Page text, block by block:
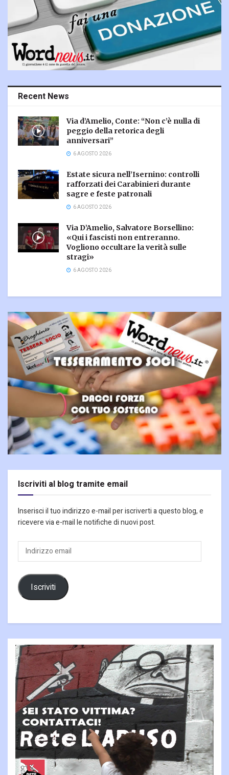
Recent News
Via d’Amelio, Conte: “Non c’è nulla di
peggio della retorica degli
anniversari”
6 AGOSTO 2026
Estate sicura nell’Isernino: controlli
rafforzati dei Carabinieri durante
sagre e feste patronali
6 AGOSTO 2026
Via D’Amelio, Salvatore Borsellino:
«Qui i fascisti non entreranno.
Vogliono occultare la verità sulle
stragi»
6 AGOSTO 2026
Iscriviti al blog tramite email
Inserisci il tuo indirizzo e-mail per iscriverti a questo blog, e
ricevere via e-mail le notifiche di nuovi post.
Indirizzo
Iscriviti